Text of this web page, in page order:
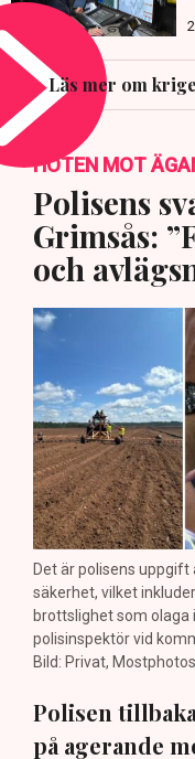
Läs mer om
HOTEN MOT
Polisens
Grimsås:
och
Det är polisens
säkerhet, vilket
brottslighet som olaga
polisinspektör vid
Bild: Privat, Mostphotos
Polisen
på agerande